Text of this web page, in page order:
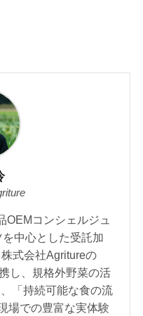
OEMコンシェルジュ
中心とした受託加
式会社Agritureの
し、規格外野菜の活
「持続可能な食の流
場での豊富な実体験